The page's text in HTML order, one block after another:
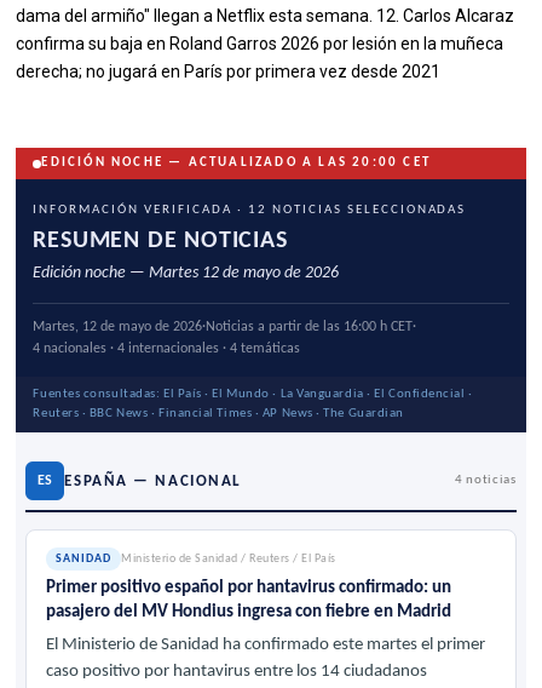
dama del armiño" llegan a Netflix esta semana. 12. Carlos Alcaraz
confirma su baja en Roland Garros 2026 por lesión en la muñeca
derecha; no jugará en París por primera vez desde 2021
EDICIÓN NOCHE — ACTUALIZADO A LAS 20:00 CET
INFORMACIÓN VERIFICADA · 12 NOTICIAS SELECCIONADAS
RESUMEN DE NOTICIAS
Edición noche — Martes 12 de mayo de 2026
Martes, 12 de mayo de 2026·Noticias a partir de las 16:00 h CET·
4 nacionales · 4 internacionales · 4 temáticas
Fuentes consultadas: El País · El Mundo · La Vanguardia · El Confidencial ·
Reuters · BBC News · Financial Times · AP News · The Guardian
ES ESPAÑA — NACIONAL 4 noticias
SANIDAD Ministerio de Sanidad / Reuters / El País
Primer positivo español por hantavirus confirmado: un
pasajero del MV Hondius ingresa con fiebre en Madrid
El Ministerio de Sanidad ha confirmado este martes el primer
caso positivo por hantavirus entre los 14 ciudadanos